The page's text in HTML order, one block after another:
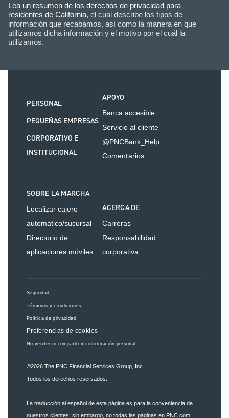
Lea un resumen de los derechos de privacidad para
residentes de California, el cual describe los tipos de
información que recabamos, así como la manera en que
utilizamos dicha información y el motivo por el cuál la
utilizamos.
PERSONAL
PEQUEÑAS EMPRESAS
CORPORATIVO E
INSTITUCIONAL
APOYO
Banca accesible
Servicio al cliente
@PNCBank_Help
Comentarios
SOBRE LA MARCHA
Localizar cajero
automático/sucursal
Directorio de
aplicaciones móviles
ACERCA DE
Carreras
Responsabilidad
corporativa
Seguridad
Términos y condiciones
Política de privacidad
Preferencias de cookies
No vender ni compartir mi información personal
©2026 The PNC Financial Services Group, Inc.
Todos los derechos reservados.
La traducción al español de esta página es para la conveniencia de
nuestros clientes; sin embargo, no todas las páginas en PNC.com